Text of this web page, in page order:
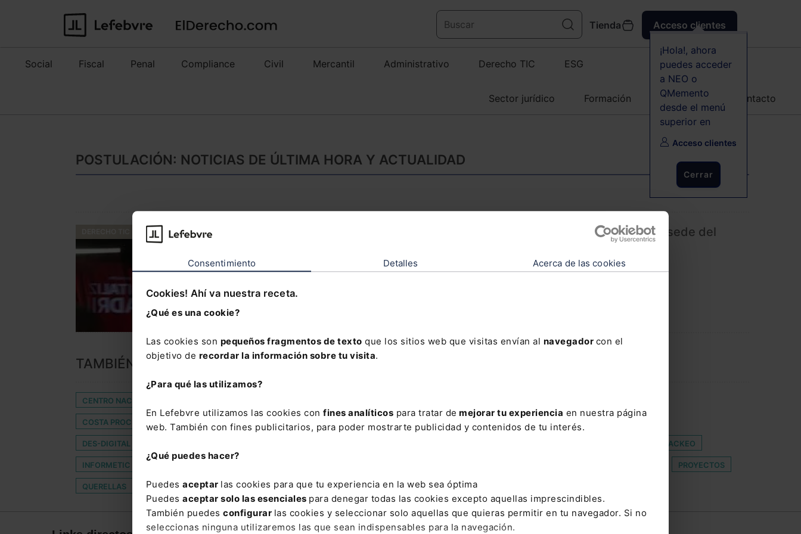
Consentimiento Detalles Acerca de las cookies
Cookies! Ahí va nuestra receta.
¿Qué es una cookie?
Las cookies son pequeños fragmentos de texto que los sitios web que visitas envían al navegador con el
objetivo de recordar la información sobre tu visita.
¿Para qué las utilizamos?
En Lefebvre utilizamos las cookies con fines analíticos para tratar de mejorar tu experiencia en nuestra página
web. También con fines publicitarios, para poder mostrarte publicidad y contenidos de tu interés.
¿Qué puedes hacer?
Puedes aceptar las cookies para que tu experiencia en la web sea óptima
Puedes aceptar solo las esenciales para denegar todas las cookies excepto aquellas imprescindibles.
También puedes configurar las cookies y seleccionar solo aquellas que quieras permitir en tu navegador. Si no
seleccionas ninguna utilizaremos las que sean indispensables para la navegación.
Tienda Acceso clientes
¡Hola!, ahora
puedes acceder
a NEO o
QMemento
desde el menú
superior en
Acceso clientes
Cerrar
Social Fiscal Penal Compliance Civil Mercantil Administrativo Derecho TIC ESG
Sector jurídico Formación Agenda Contacto
POSTULACIÓN: NOTICIAS DE ÚLTIMA HORA Y ACTUALIDAD
La Comunidad de Madrid se postula como sede del
Centro Nacional de Ciberseguridad
TAMBIÉN TE PUEDE INTERESAR
CENTRO NACIONAL DE INTELIGENCIA
COSTA PROCESAL DEDICACIÓN EXCLUSIVA DELITO CONTRA LOS DERECHOS LABORALES DELITO DE ALLANAMIENTO DE MORADA
DES-DIGITAL ENTERPRISE SHOW HACKEO
INFORMETIC PROYECTOS
QUERELLAS REFORMA DE PENSIONES REGISTRO PLAN DE IGUALDAD SECTOR DE TELECOMUNICACIONES